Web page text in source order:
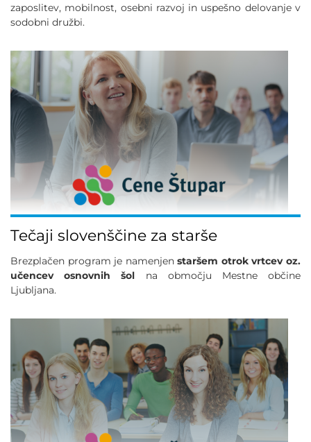
zaposlitev, mobilnost, osebni razvoj in uspešno delovanje v
sodobni družbi.
Tečaji slovenščine za starše
Brezplačen program je namenjenstaršem otrok vrtcev oz.
učencev osnovnih šol na območju Mestne občine
Ljubljana.